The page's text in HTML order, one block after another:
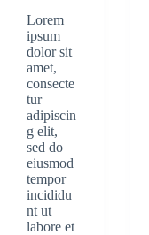
Lorem
ipsum
dolor sit
amet,
consecte
tur
adipiscin
g elit,
sed do
eiusmod
tempor
incididu
nt ut
labore et